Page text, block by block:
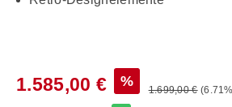
1.585,00 € %
1.699,00 €